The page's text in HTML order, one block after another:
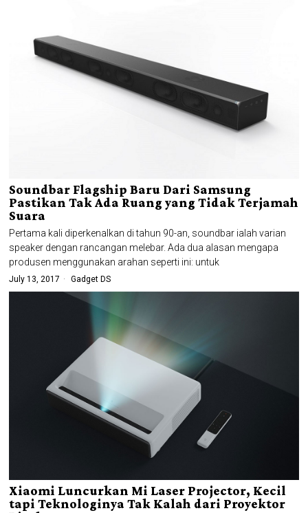
Soundbar Flagship Baru Dari Samsung
Pastikan Tak Ada Ruang yang Tidak Terjamah
Suara
Pertama kali diperkenalkan di tahun 90-an, soundbar ialah varian
speaker dengan rancangan melebar. Ada dua alasan mengapa
produsen menggunakan arahan seperti ini: untuk
July 13, 2017 Gadget DS
Xiaomi Luncurkan Mi Laser Projector, Kecil
tapi Teknologinya Tak Kalah dari Proyektor